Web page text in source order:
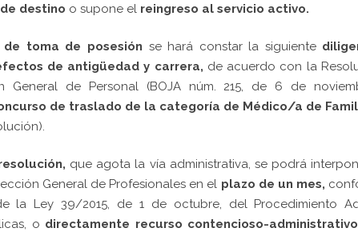
destino o supone el reingreso al servicio activo.
toma de posesión se hará constar la siguiente
de antigüedad y carrera, de acuerdo con la
General de Personal (BOJA núm. 215, de 6 de
de traslado de la categoría de Médico/a de
que agota la vía administrativa, se podrá
General de Profesionales en el plazo de un mes,
la Ley 39/2015, de 1 de octubre, del Procedimiento
o directamente recurso contencioso-administrativo